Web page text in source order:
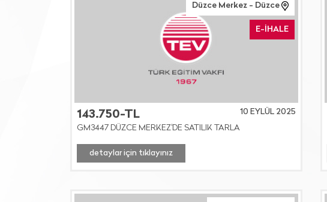
Düzce Merkez - Düzce
E-İHALE
143.750-TL
10 EYLÜL 2025
GM3447 DÜZCE MERKEZ'DE SATILIK TARLA
detaylar için tıklayınız